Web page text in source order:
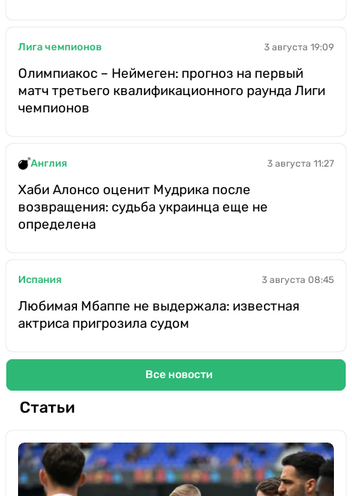
Лига чемпионов 3 августа 19:09
Олимпиакос – Неймеген: прогноз на первый
матч третьего квалификационного раунда Лиги
чемпионов
Англия 3 августа 11:27
Хаби Алонсо оценит Мудрика после
возвращения: судьба украинца еще не
определена
Испания 3 августа 08:45
Любимая Мбаппе не выдержала: известная
актриса пригрозила судом
Все новости
Статьи